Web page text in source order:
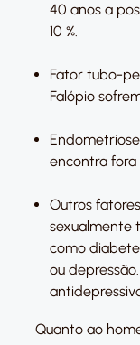
40 anos a
10 %.
Fator tubo-
Falópio
encontra fora
Outros
sexualmente
como
ou
Quanto ao